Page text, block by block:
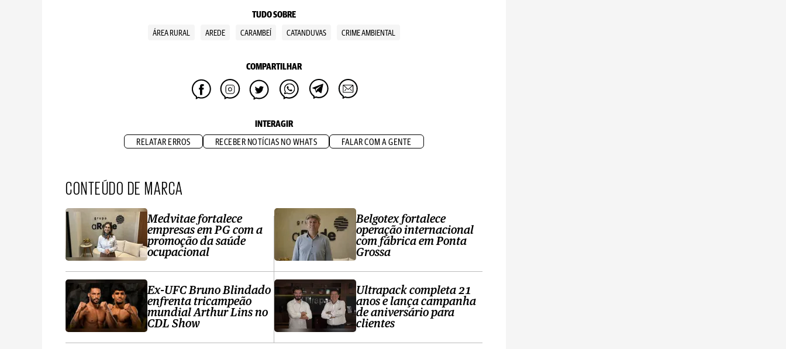
TUDO SOBRE
ÁREA RURAL AREDE CARAMBEÍ CATANDUVAS CRIME AMBIENTAL
COMPARTILHAR
INTERAGIR
RELATAR ERROS RECEBER NOTÍCIAS NO WHATS FALAR COM A GENTE
CONTEÚDO DE MARCA
Medvitae fortalece
empresas em PG com a
promoção da saúde
ocupacional
Ex-UFC Bruno Blindado
enfrenta tricampeão
mundial Arthur Lins no
CDL Show
Belgotex fortalece
operação internacional
com fábrica em Ponta
Grossa
Ultrapack completa 21
anos e lança campanha
de aniversário para
clientes